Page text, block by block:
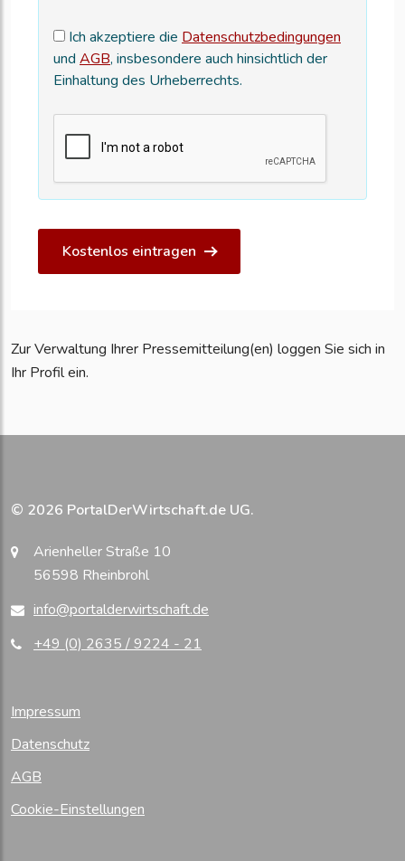
Ich akzeptiere die Datenschutzbedingungen
und AGB, insbesondere auch hinsichtlich der
Einhaltung des Urheberrechts.
Kostenlos eintragen
Zur Verwaltung Ihrer Pressemitteilung(en) loggen Sie sich in
Ihr Profil ein.
© 2026 PortalDerWirtschaft.de UG.
Arienheller Straße 10
56598 Rheinbrohl
info@portalderwirtschaft.de
+49 (0) 2635 / 9224 - 21
Impressum
Datenschutz
AGB
Cookie-Einstellungen